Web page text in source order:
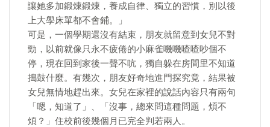
讓她多加鍛煉鍛煉，養成自律、獨立的習慣，別以後
上大學床單都不會鋪。」
可是，一個學期還沒有結束，朋友就留意到女兒不對
勁，以前就像只永不疲倦的小麻雀嘰嘰喳喳吵個不
停，現在回到家後一聲不吭，獨自躲在房間里不知道
搗鼓什麼。有幾次，朋友好奇地進門探究竟，結果被
女兒無情地趕出來。女兒在家裡的說話內容只有兩句
「嗯，知道了」、「沒事，總來問這種問題，煩不
煩？」住校前後幾個月已完全判若兩人。